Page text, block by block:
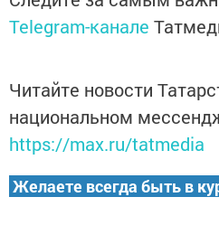
Telegram-канале
Читайте новости
национальном
https://max.ru/tatmedia
Желаете всегда быть в